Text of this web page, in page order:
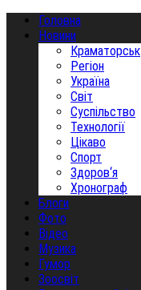
Головна
Новини
Краматорськ
Регіон
Україна
Світ
Суспільство
Технології
Цікаво
Спорт
Здоров‘я
Хронограф
Блоги
Фото
Відео
Музика
Гумор
Зоосвіт